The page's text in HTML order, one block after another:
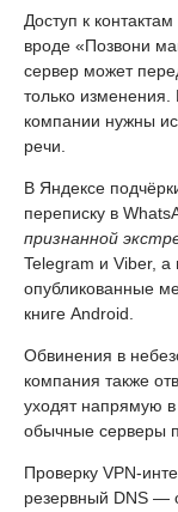
Доступ к
вроде «Позвони
сервер может
только
компании нужны
речи.
В Яндексе
переписку в
признанной
Telegram и Viber, а
опубликованные
книге Android.
Обвинения в
компания также
уходят напрямую
обычные серверы
Проверку VPN-
резервный DNS —